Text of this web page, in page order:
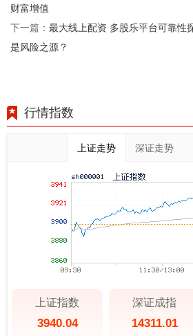
财富增值
下一篇： 最大线上配资 多股乐平台可靠性
是风险之源？
行情指数
上证走势 深证走势
上证指数
3940.04
深证成指
14311.01